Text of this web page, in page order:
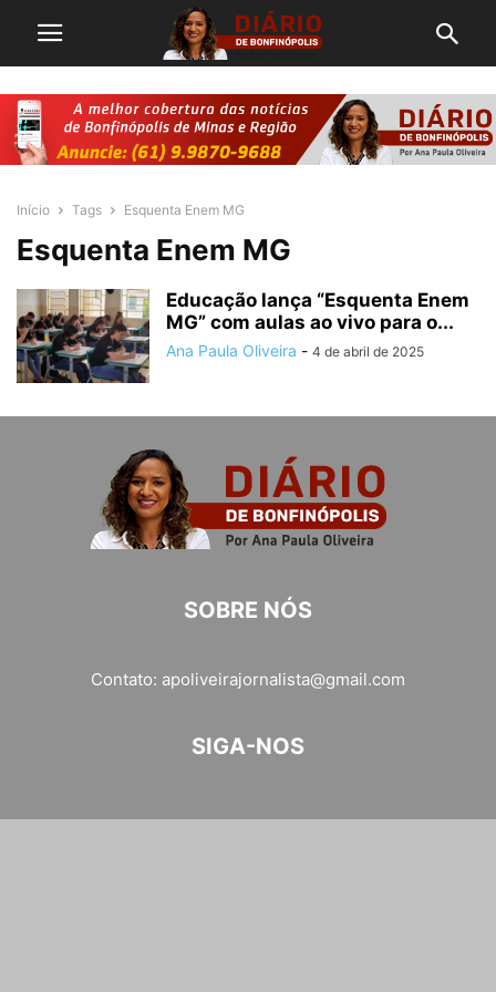
Início Tags Esquenta Enem MG
Esquenta Enem MG
Educação lança “Esquenta Enem
MG” com aulas ao vivo para o...
Ana Paula Oliveira - 4 de abril de 2025
SOBRE NÓS
Contato: apoliveirajornalista@gmail.com
SIGA-NOS